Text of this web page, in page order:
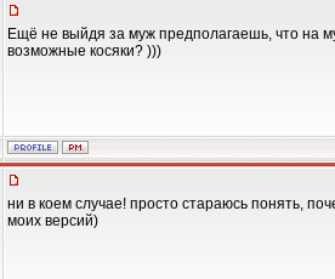
Ещё не выйдя за муж предполагаешь, что на
возможные косяки? )))
ни в коем случае! просто стараюсь понять,
моих версий)